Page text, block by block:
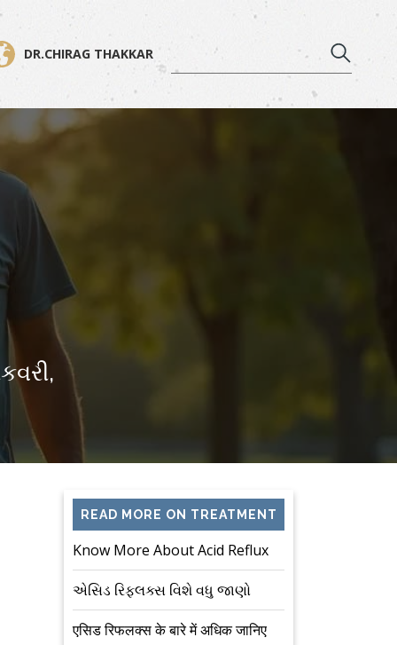
DR.CHIRAG THAKKAR
READ MORE ON TREATMENT
Know More About Acid Reflux
એસિડ રિફ્લક્સ વિશે વધુ જાણો
एसिड रिफलक्स के बारे में अधिक जानिए